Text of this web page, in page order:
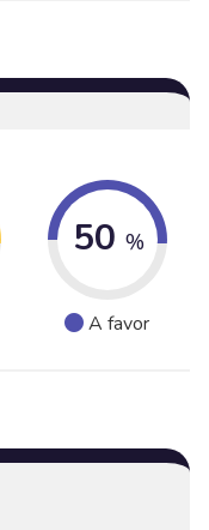
50 %
A favor